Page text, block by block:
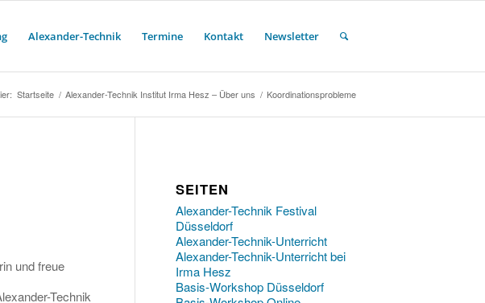
Alexander-Technik Termine Kontakt Newsletter
Startseite / Alexander-Technik Institut Irma Hesz – Über uns / Koordinationsprobleme
und freue
Technik
SEITEN
Alexander-Technik Festival
Düsseldorf
Alexander-Technik-Unterricht
Alexander-Technik-Unterricht bei
Irma Hesz
Basis-Workshop Düsseldorf